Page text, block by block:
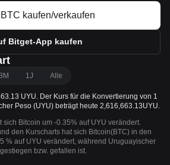
kaufen/verkaufen
Bitget-App kaufen
1J Alle
UYU. Der Kurs für die Konvertierung von 1
Peso (UYU) beträgt heute 2,616,663.13UYU.
sich Bitcoin um -0.35% auf UYU verändert.
den Kurscharts hat sich Bitcoin(BTC) in den
% auf UYU verändert, während Uruguayischer
bzw. gefallen ist.